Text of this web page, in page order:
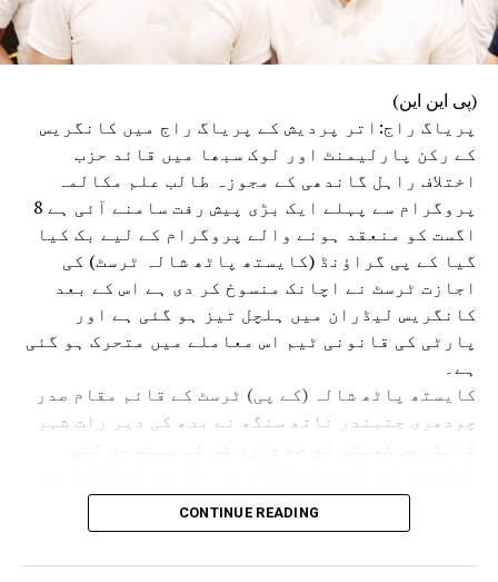
(پی این این)
پریاگ راج:اتر پردیش کے پریاگ راج میں کانگریس
کے رکن پارلیمنٹ اور لوک سبھا میں قائد حزب
اختلاف راہل گاندھی کے مجوزہ طالب علم مکالمہ
پروگرام سے پہلے ایک بڑی پیش رفت سامنے آئی ہے 8
اگست کو منعقد ہونے والے پروگرام کے لیے بک کیا
گیا کے پی گراؤنڈ (کایستھ پاٹھ شالہ ٹرسٹ) کی
اجازت ٹرسٹ نے اچانک منسوخ کر دی ہے اس کے بعد
کانگریس لیڈران میں ہلچل تیز ہو گئی ہے اور
پارٹی کی قانونی ٹیم اس معاملے میں متحرک ہو گئی
ہے۔
کایستھ پاٹھ شالہ (کے پی) ٹرسٹ کے قائم مقام صدر
چودھری جتیندر ناتھ سنگھ نے بدھ کی دیر رات شہر
کہ مجوزہ پروگرام سے ٹرسٹ سے وابستہ دو اسکولوں
کی تعلیمی سرگرمیاں متاثر ہوں گی اور طلبہ کی
CONTINUE READING